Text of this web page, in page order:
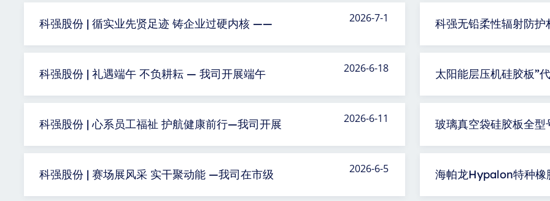
科强股份 | 循实业先贤足迹 铸企业过硬内核 —— 2026-7-1
科强股份 | 礼遇端午 不负耕耘 — 我司开展端午 2026-6-18
科强股份 | 心系员工福祉 护航健康前行—我司开展 2026-6-11
科强股份 | 赛场展风采 实干聚动能 —我司在市级 2026-6-5
科强无铅柔性辐射防
太阳能层压机硅胶板”
玻璃真空袋硅胶板全
海帕龙Hypalon特种橡